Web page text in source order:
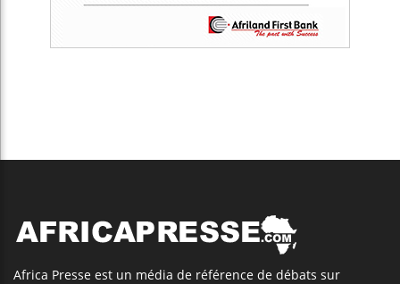
Africa Presse est un média de référence de débats sur